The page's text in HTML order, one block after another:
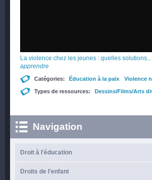
La violence chez les jeunes : quelles solutions...
apprendre
Catégories: Éducation à la paix Violence
Types de ressources: Dessins/Films/Arts
Navigation
Droit à l'éducation
Droits de l'enfant